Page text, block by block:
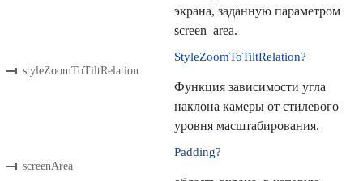
экрана, заданную параметром
screen_area.
styleZoomToTiltRelation
StyleZoomToTiltRelation?
Функция зависимости угла
наклона камеры от стилевого
уровня масштабирования.
screenArea
Padding?